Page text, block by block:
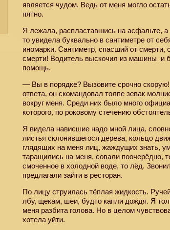
является чудом. Ведь от меня могло
пятно.
Я лежала, распластавшись на асфальте, а
то увидела буквально в сантиметре от
иномарки. Сантиметр, спасший от смерти,
смерти! Водитель выскочил из машины и
помощь.
— Вы в порядке? Вызовите срочно
ответа, он скомандовал толпе зевак
вокруг меня. Среди них было много
которого, по роковому стечению
Я видела нависшие надо мной лица,
листья склонившегося дерева, кольцо
глядящих на меня лиц, жаждущих знать,
таращились на меня, совали поочерёдно,
смоченное в холодной воде, то лёд.
предлагали зайти в ресторан.
По лицу струилась тёплая жидкость.
лбу, щекам, шеи, будто капли дождя. Я
меня разбита голова. Но в целом
хотела уйти.